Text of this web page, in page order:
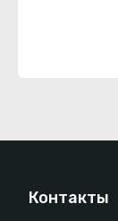
Контакты